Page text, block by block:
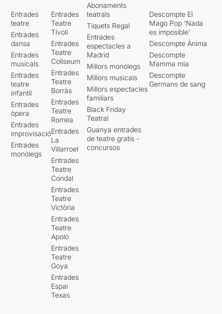
Entrades
teatre
Entrades
dansa
Entrades
musicals
Entrades
teatre
infantil
Entrades
òpera
Entrades
improvisació
Entrades
monòlegs
Entrades
Teatre
Tívoli
Entrades
Teatre
Coliseum
Entrades
Teatre
Borràs
Entrades
Teatre
Romea
Entrades
La
Villarroel
Entrades
Teatre
Condal
Entrades
Teatre
Victòria
Entrades
Teatre
Apolo
Entrades
Teatre
Goya
Entrades
Espai
Texas
Abonaments
teatrals
Tiquets Regal
Entrades
espectacles a
Madrid
Millors monòlegs
Millors musicals
Millors espectacles
familiars
Black Friday
Teatral
Guanya entrades
de teatre gratis -
concursos
Descompte El
Mago Pop 'Nada
es imposible'
Descompte Ànima
Descompte
Mamma mia
Descompte
Germans de sang